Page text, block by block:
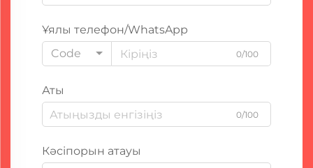
Ұялы телефон/WhatsApp
Code
0/100
Аты
0/100
Кәсіпорын атауы